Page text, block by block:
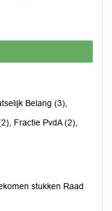
Belang (3),
Fractie PvdA (2),
stukken Raad